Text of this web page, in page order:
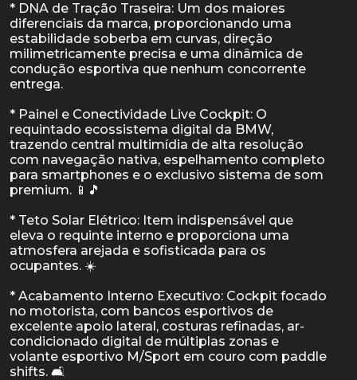
* DNA de Tração Traseira: Um dos maiores
diferenciais da marca, proporcionando uma
estabilidade soberba em curvas, direção
milimetricamente precisa e uma dinâmica de
condução esportiva que nenhum concorrente
entrega.
* Painel e Conectividade Live Cockpit: O
requintado ecossistema digital da BMW,
trazendo central multimídia de alta resolução
com navegação nativa, espelhamento completo
para smartphones e o exclusivo sistema de som
premium. 📱🎵
* Teto Solar Elétrico: Item indispensável que
eleva o requinte interno e proporciona uma
atmosfera arejada e sofisticada para os
ocupantes. ☀️
* Acabamento Interno Executivo: Cockpit focado
no motorista, com bancos esportivos de
excelente apoio lateral, costuras refinadas, ar-
condicionado digital de múltiplas zonas e
volante esportivo M/Sport em couro com paddle
shifts. 🛋️